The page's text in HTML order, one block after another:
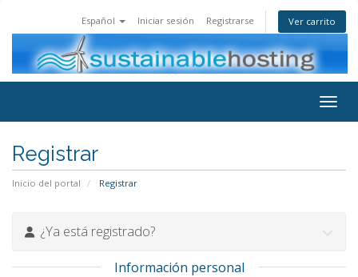
Español Iniciar sesión Registrarse Ver carrito
Registrar
Inicio del portal Registrar
¿Ya está registrado?
Información personal